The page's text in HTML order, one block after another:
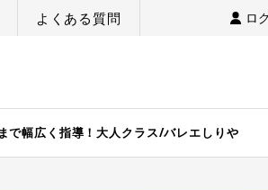
よくある質問 ロ
で幅広く指導！大人クラス/バレエしりや